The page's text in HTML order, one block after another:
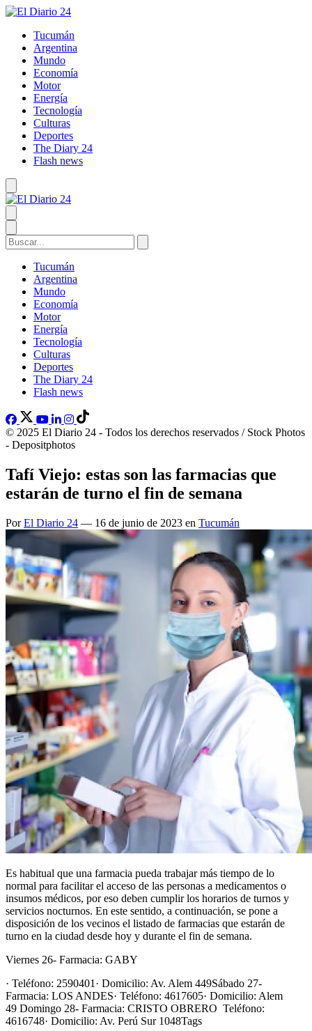
Tucumán
Argentina
Mundo
Economía
Motor
Energía
Tecnología
Culturas
Deportes
The Diary 24
Flash news
Tucumán
Argentina
Mundo
Economía
Motor
Energía
Tecnología
Culturas
Deportes
The Diary 24
Flash news
© 2025 El Diario 24 - Todos los derechos reservados / Stock Photos
- Depositphotos
Tafí Viejo: estas son las farmacias que
estarán de turno el fin de semana
PorEl Diario 24 — 16 de junio de 2023 en Tucumán
Es habitual que una farmacia pueda trabajar más tiempo de lo
normal para facilitar el acceso de las personas a medicamentos o
insumos médicos, por eso deben cumplir los horarios de turnos y
servicios nocturnos. En este sentido, a continuación, se pone a
disposición de los vecinos el listado de farmacias que estarán de
turno en la ciudad desde hoy y durante el fin de semana.
Viernes 26- Farmacia: GABY
· Teléfono: 2590401· Domicilio: Av. Alem 449Sábado 27-
Farmacia: LOS ANDES· Teléfono: 4617605· Domicilio: Alem
49 Domingo 28- Farmacia: CRISTO OBRERO Teléfono:
4616748· Domicilio: Av. Perú Sur 1048Tags